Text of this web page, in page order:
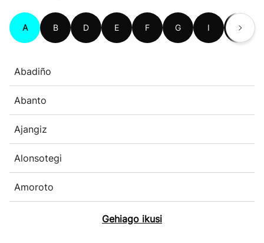
A B D E F G I J
Abadiño
Abanto
Ajangiz
Alonsotegi
Amoroto
Gehiago ikusi